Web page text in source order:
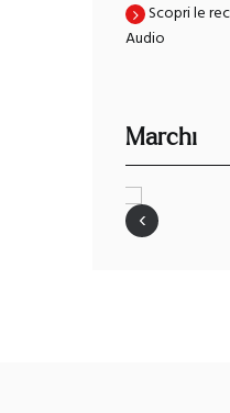
Scopri le
Audio
Marchi
‹